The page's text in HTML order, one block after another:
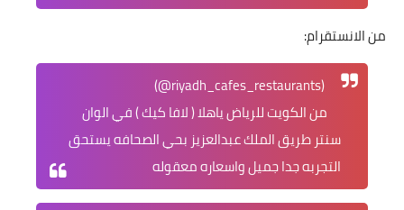
من الانستقرام:
(riyadh_cafes_restaurants@)
من الكويت للرياض ياهلا ( لافا كيك ) في الوان
سنتر طريق الملك عبدالعزيز بحي الصحافه يستحق
التجربه جدا جميل واسعاره معقوله